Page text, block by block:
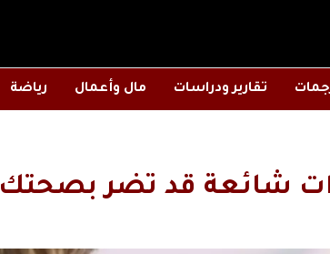
تقارير ودراسات مال وأعمال رياضة
شائعة قد تضر بصحتك